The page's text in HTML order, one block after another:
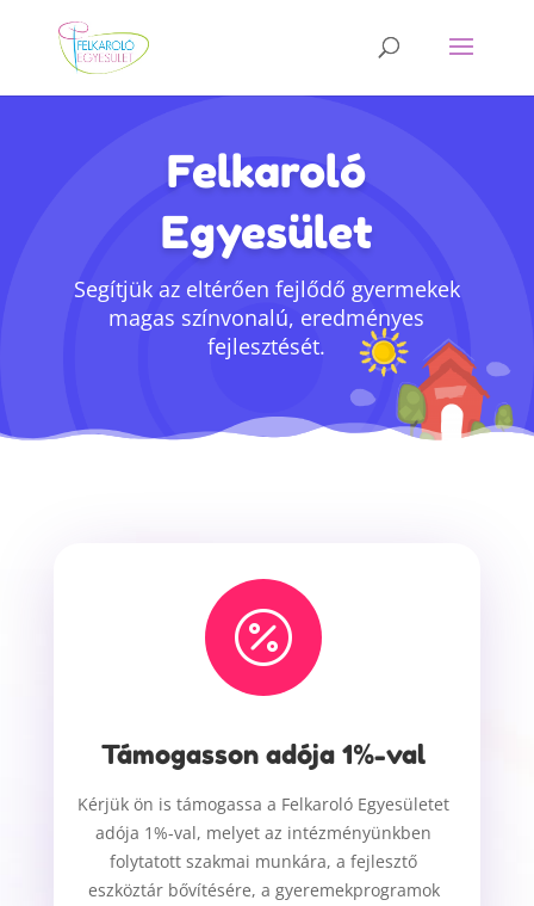
Felkaroló
Egyesület
Segítjük az eltérően fejlődő gyermekek
magas színvonalú, eredményes
fejlesztését.

Támogasson adója 1%-val
Kérjük ön is támogassa a Felkaroló Egyesületet
adója 1%-val, melyet az intézményünkben
folytatott szakmai munkára, a fejlesztő
eszköztár bővítésére, a gyeremekprogramok